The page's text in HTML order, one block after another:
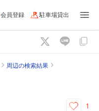
会員登録 駐車場貸出
周辺の検索結果
1